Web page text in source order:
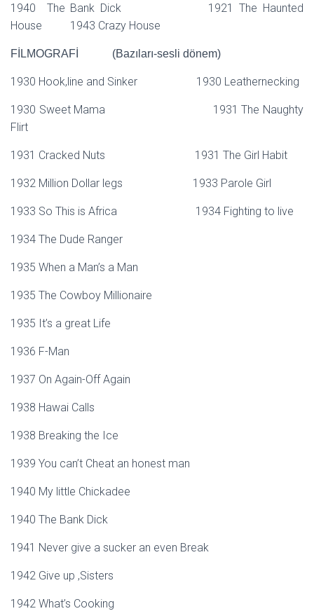
1940 The Bank Dick 1921 The Haunted
House 1943 Crazy House
FİLMOGRAFİ (Bazıları-sesli dönem)
1930 Hook,line and Sinker 1930 Leathernecking
1930 Sweet Mama 1931 The Naughty
Flirt
1931 Cracked Nuts 1931 The Girl Habit
1932 Million Dollar legs 1933 Parole Girl
1933 So This is Africa 1934 Fighting to live
1934 The Dude Ranger
1935 When a Man’s a Man
1935 The Cowboy Millionaire
1935 It’s a great Life
1936 F-Man
1937 On Again-Off Again
1938 Hawai Calls
1938 Breaking the Ice
1939 You can’t Cheat an honest man
1940 My little Chickadee
1940 The Bank Dick
1941 Never give a sucker an even Break
1942 Give up ,Sisters
1942 What’s Cooking